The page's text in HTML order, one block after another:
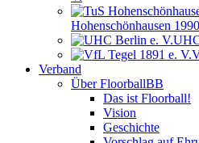
Hohenschönhausen
Verband
Über FloorballBB
Das ist Floorball!
Vision
Geschichte